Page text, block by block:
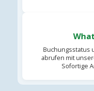
Buchungsstatus
abrufen mit
Sofortige